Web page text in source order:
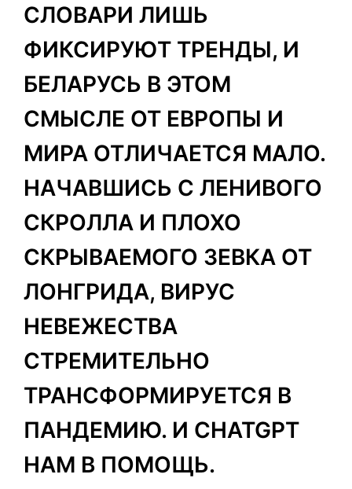
СЛОВАРИ ЛИШЬ
ФИКСИРУЮТ ТРЕНДЫ, И
БЕЛАРУСЬ В ЭТОМ
СМЫСЛЕ ОТ ЕВРОПЫ И
МИРА ОТЛИЧАЕТСЯ МАЛО.
НАЧАВШИСЬ С ЛЕНИВОГО
СКРОЛЛА И ПЛОХО
СКРЫВАЕМОГО ЗЕВКА ОТ
ЛОНГРИДА, ВИРУС
НЕВЕЖЕСТВА
СТРЕМИТЕЛЬНО
ТРАНСФОРМИРУЕТСЯ В
ПАНДЕМИЮ. И СHATGPT
НАМ В ПОМОЩЬ.